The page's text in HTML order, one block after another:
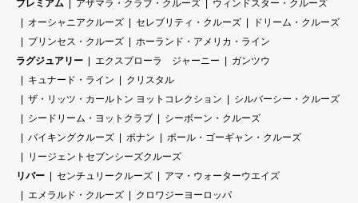
プレミアム
アザマラ・クラブ・クルーズ
ウィンドスター・クルーズ
オーシャニアクルーズ
セレブリティ・クルーズ
ドリーム・クルーズ
プリンセス・クルーズ
ホーランド・アメリカ・ライン
ラグジュアリー
エクスプローラ ジャーニー
ガンツウ
キュナード・ライン
クリスタル
ザ・リッツ・カールトン ヨットコレクション
シルバーシー・クルーズ
シードリーム・ヨットクラブ
シーボーン・クルーズ
バイキングクルーズ
ポナン
ポール・ゴーギャン・クルーズ
リージェントセブンシーズクルーズ
リバー
センチュリークルーズ
アマ・ウォーターウエイズ
エメラルド・クルーズ
クロワジーヨーロッパ